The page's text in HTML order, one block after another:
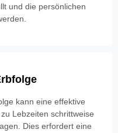
und die persönlichen
kann eine effektive
Lebzeiten schrittweise
Dies erfordert eine